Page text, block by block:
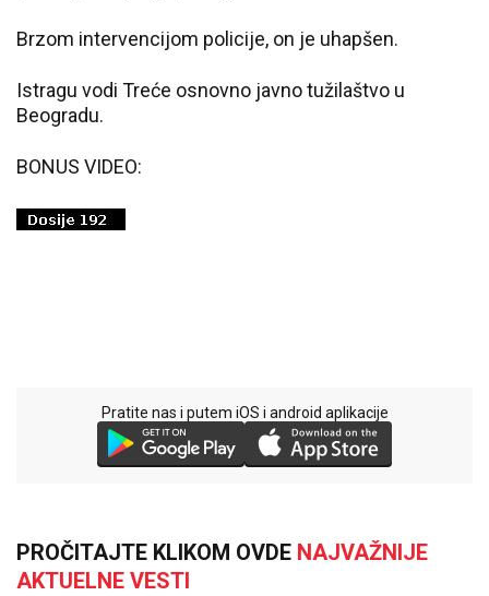
Brzom intervencijom policije, on je uhapšen.
Istragu vodi Treće osnovno javno tužilaštvo u
Beogradu.
BONUS VIDEO:
Pratite nas i putem iOS i android aplikacije
PROČITAJTE KLIKOM OVDE NAJVAŽNIJE
AKTUELNE VESTI